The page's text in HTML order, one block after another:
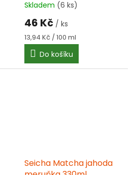
Skladem (6 ks)
46 Kč / ks
Měrná
cena:
13,94 Kč / 100 ml
Do košíku
Seicha Matcha jahoda